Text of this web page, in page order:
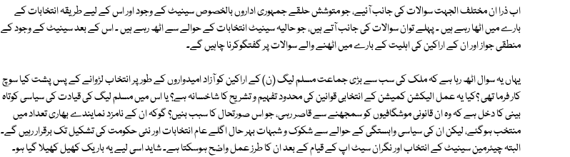
اب ذرا ان مختلف الجہت سوالات کی جانب آئیے، جو متوشش حلقے جمہوری اداروں بالخصوص سینیٹ کے وجود اور اس کے لیے طریقہ انتخابات کے
بارے میں اٹھا رہے ہیں ۔ پہلے توان سوالات کی جانب آتے ہیں، جو حالیہ سینیٹ انتخابات کے حوالے سے اٹھ رہے ہیں ۔ اس کے بعد سینیٹ کے وجود کے
منطقی جواز اور ان کے اراکین کی اہلیت کے بارے میں اٹھنے والے سوالات پر گفتگوکرنا چاہیں گے۔
یہاں یہ سوال اٹھ رہا ہے کہ ملک کی سب سے بڑی جماعت مسلم لیگ (ن) کے اراکین کو آزاد امیدواروں کے طور پر انتخاب لڑوانے کے پس پشت کیا سوچ
کار فرما تھی ؟کیا یہ عمل الیکشن کمیشن کے انتخابی قوانین کی محدود تفہیم و تشریح کا شاخسانہ ہے؟ یا اس میں مسلم لیگ کی قیادت کی سیاسی کوتاہ
بینی کا دخل ہے کہ وہ ان قانونی موشگافیوں کو سمجھنے سے قاصر رہی، جو اس صورتحال کا سبب بنیں؟ گوکہ ان کے نامزد نمایندے بھاری تعداد میں
منتخب ہوگئے، لیکن ان کی سیاسی وابستگی کے حوالے سے شکوک و شبہات بہر حال اگلے عام انتخابات اور نئی حکومت کی تشکیل تک برقرار رہیں گے۔
البتہ چیئرمین سینیٹ کے انتخاب اور نگران سیٹ اپ کے قیام کے بعد ان کا طرز عمل واضح ہوسکتا ہے۔ شاید اسی لیے یہ باریک کھیل کھیلا گیا ہو۔